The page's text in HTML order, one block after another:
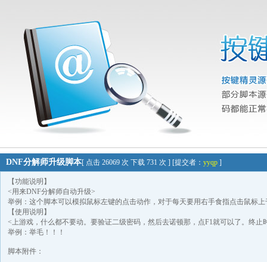
DNF分解师升级脚本[ 点击 26069 次 下载 731 次 ] [提交者： yyqp ]
【功能说明】
<用来DNF分解师自动升级>
举例：这个脚本可以模拟鼠标左键的点击动作，对于每天要用右手食指点击鼠标
【使用说明】
<上游戏，什么都不要动。要验证二级密码，然后去诺顿那，点F1就可以了。终止
举例：举毛！！！
脚本附件：